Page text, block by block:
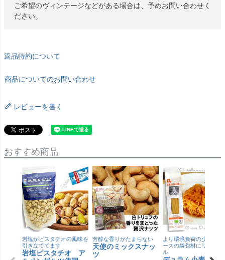
ご希望のヴィンテージなどがある場合は、予めお問い合わせく
ださい。
返品特約について
商品についてのお問い合わせ
レビューを書く
おすすめ商品
岩塩がピスタチオの風味を
引き立ててます
岩塩ピスタチオ ア
芳醇な香りがたまらない
天使のミックスナッ
ツ
より環境負荷の少ない紙
ースの袋包材にリニュー
ル